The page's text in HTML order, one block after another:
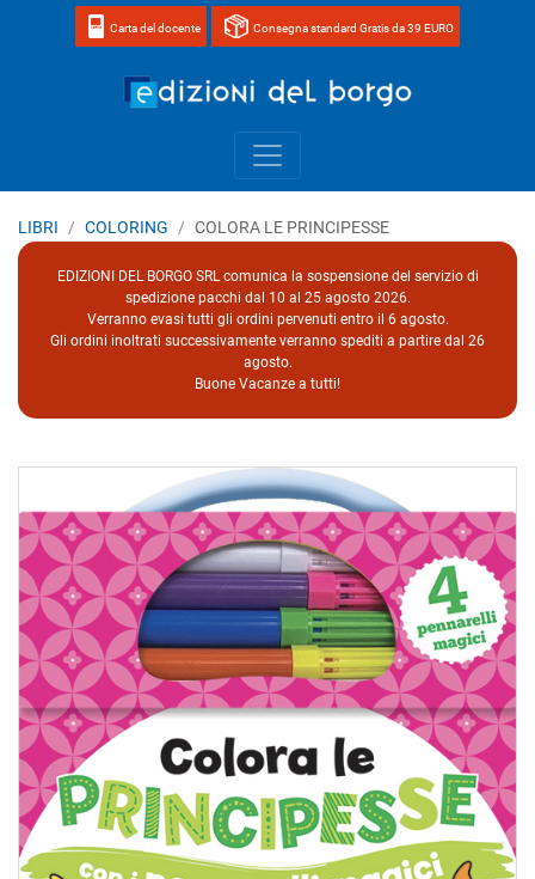
Carta del docente Consegna standard Gratis da 39 EURO
LIBRI COLORING COLORA LE PRINCIPESSE
EDIZIONI DEL BORGO SRL comunica la sospensione del servizio di
spedizione pacchi dal 10 al 25 agosto 2026.
Verranno evasi tutti gli ordini pervenuti entro il 6 agosto.
Gli ordini inoltrati successivamente verranno spediti a partire dal 26
agosto.
Buone Vacanze a tutti!